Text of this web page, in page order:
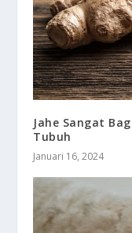
Jahe Sangat
Tubuh
Januari 16, 2024